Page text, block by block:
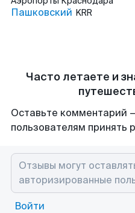
Пашковский KRR
Часто летаете и
Оставьте комментарий
пользователям принять
Войти